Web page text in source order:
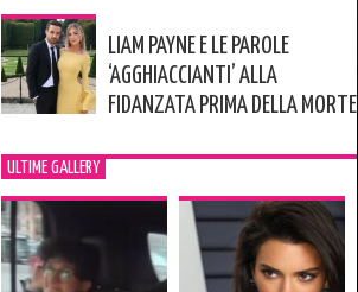
LIAM PAYNE E LE PAROLE
‘AGGHIACCIANTI’ ALLA
FIDANZATA PRIMA DELLA MORTE
ULTIME GALLERY